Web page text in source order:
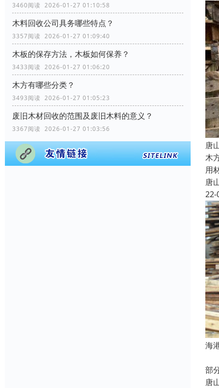
3460阅读 2026-01-27 01:10:58
木料回收公司具务哪些特点？
3357阅读 2026-01-27 01:09:40
木板的保存方法，木板如何保养？
3433阅读 2026-01-27 01:06:20
木方有哪些分类？
3493阅读 2026-01-27 01:05:23
废旧木材回收的范围及废旧木料的意义？
3367阅读 2026-01-27 01:03:56
唐
木
用
唐
22-
海
部
唐